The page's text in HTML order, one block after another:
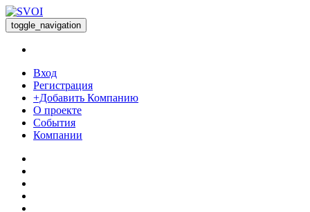
toggle_navigation
Вход
Регистрация
+Добавить Компанию
О проекте
События
Компании